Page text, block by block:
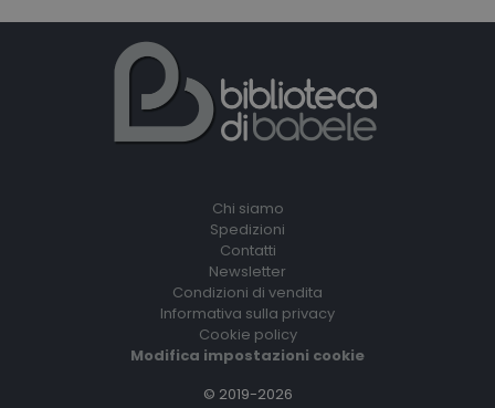
Chi siamo
Spedizioni
Contatti
Newsletter
Condizioni di vendita
Informativa sulla privacy
Cookie policy
Modifica impostazioni cookie
© 2019-2026